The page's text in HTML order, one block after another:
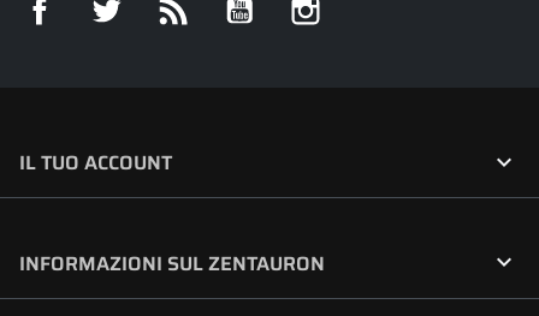
IL TUO ACCOUNT 
INFORMAZIONI SUL ZENTAURON 